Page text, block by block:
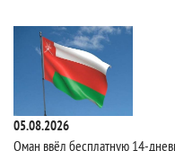
05.08.2026
Оман ввёл бесплатную 14-